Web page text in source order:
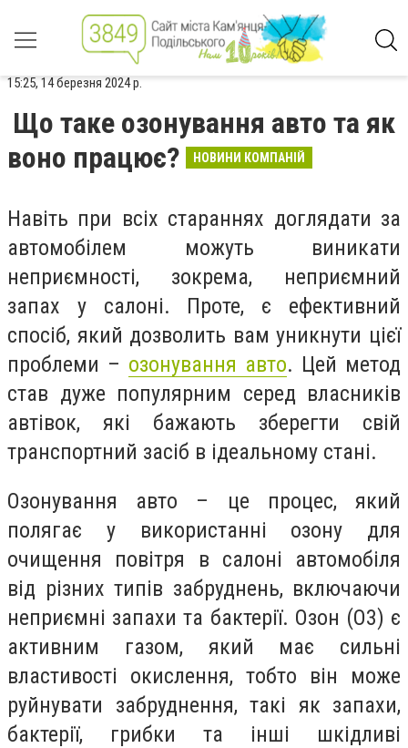
15:25, 14 березня 2024 р.
Що таке озонування авто та як
воно працює?
НОВИНИ КОМПАНІЙ
Навіть при всіх стараннях доглядати за
автомобілем можуть виникати
неприємності, зокрема, неприємний
запах у салоні. Проте, є ефективний
спосіб, який дозволить вам уникнути цієї
проблеми – озонування авто. Цей метод
став дуже популярним серед власників
автівок, які бажають зберегти свій
транспортний засіб в ідеальному стані.
Озонування авто – це процес, який
полягає у використанні озону для
очищення повітря в салоні автомобіля
від різних типів забруднень, включаючи
неприємні запахи та бактерії. Озон (O3) є
активним газом, який має сильні
властивості окислення, тобто він може
руйнувати забруднення, такі як запахи,
бактерії, грибки та інші шкідливі